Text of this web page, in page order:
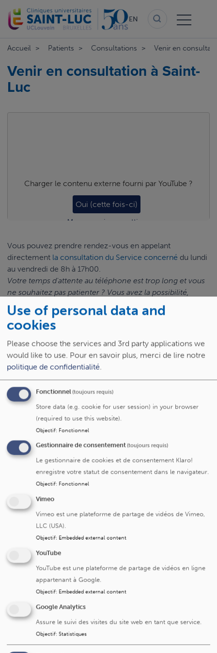
main
EN
Accueil Patients Consultations Venir en
Venir en consultation à Saint-
Luc
Charger le contenu externe fourni par YouTube ?
Oui (cette fois-ci)
Manage privacy settings
Vous pouvez prendre rendez-vous en appelant
directement la consultation du Service concerné du lundi
au vendredi de 8h à 17h00.
Votre temps d'attente au téléphone est trop long et vous
ne souhaitez pas patienter ? Vous avez la possibilité,
durant l'appel téléphonique, d’encoder votre numéro de
téléphone : vous serez alors recontacté(e) par le
secrétariat dans le courant de la journée.
En pratique : vous rendre à votre
consultation
J'ai besoin d'une assistance particulière
Concrètement, où vous présenter pour une
consultation ?
Que va me coûter ma consultation ?
Trouver les coordonnées d'un médecin ou
d'un service
Vos données médicales et le Réseau santé
Bruxellois
Un problème ou une remarque
sur cette page ? Dites-le-nous
Use of personal data and
cookies
Please choose the services and 3rd party applications we
would like to use. Pour en savoir plus, merci de lire notre
politique de confidentialité.
Fonctionnel(toujours requis)
Store data (e.g. cookie for user session) in your browser
(required to use this website).
Objectif: Fonctionnel
Gestionnaire de consentement(toujours requis)
Le gestionnaire de cookies et de consentement Klaro!
enregistre votre statut de consentement dans le navigateur.
Objectif: Fonctionnel
Vimeo
Vimeo est une plateforme de partage de vidéos de Vimeo,
LLC (USA).
Objectif: Embedded external content
YouTube
YouTube est une plateforme de partage de vidéos en ligne
appartenant à Google.
Objectif: Embedded external content
Google Analytics
Assure le suivi des visites du site web en tant que service.
Objectif: Statistiques